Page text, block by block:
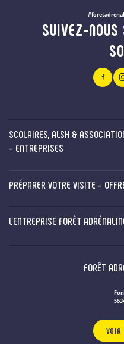
SUIVEZ-NOUS
SCOLAIRES, ALSH &
- ENTREPRISES
PRÉPARER VOTRE VISITE -
L'ENTREPRISE FORÊT
FORÊT
VOIR